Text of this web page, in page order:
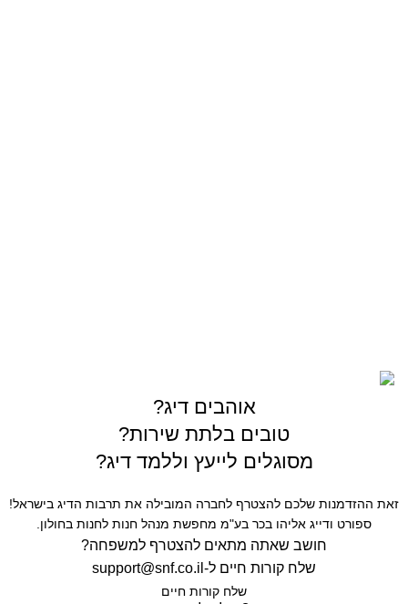
אוהבים דיג?
טובים בלתת שירות?
מסוגלים לייעץ וללמד דיג?
זאת ההזדמנות שלכם להצטרף לחברה המובילה את תרבות הדיג בישראל!
ספורט ודייג אליהו בכר בע"מ מחפשת מנהל חנות לחנות בחולון.
חושב שאתה מתאים להצטרף למשפחה?
שלח קורות חיים ל- support@snf.co.il
שלח קורות חיים​